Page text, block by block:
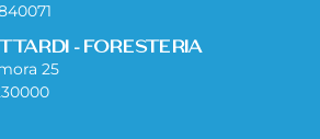
- FORESTERIA
25